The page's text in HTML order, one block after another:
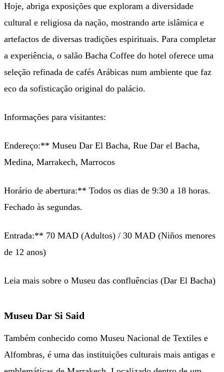
Hoje, abriga exposições que exploram a diversidade
cultural e religiosa da nação, mostrando arte islâmica e
artefactos de diversas tradições espirituais. Para completar
a experiência, o salão Bacha Coffee do hotel oferece uma
seleção refinada de cafés Arábicas num ambiente que faz
eco da sofisticação original do palácio.
Informações para visitantes:
Endereço:** Museu Dar El Bacha, Rue Dar el Bacha,
Medina, Marrakech, Marrocos
Horário de abertura:** Todos os dias de 9:30 a 18 horas.
Fechado às segundas.
Entrada:** 70 MAD (Adultos) / 30 MAD (Niños menores
de 12 anos)
Leia mais sobre o Museu das confluências (Dar El Bacha)
Museu Dar Si Said
Também conhecido como Museu Nacional de Textiles e
Alfombras, é uma das instituições culturais mais antigas e